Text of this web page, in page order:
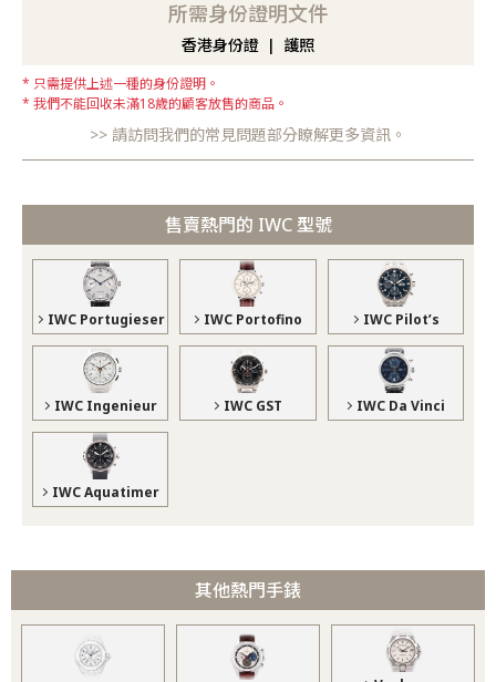
所需身份證明文件
香港身份證 護照
只需提供上述一種的身份證明。
我們不能回收未滿18歲的顧客放售的商品。
請訪問我們的常見問題部分瞭解更多資訊。
售賣熱門的 IWC 型號
IWC Portugieser IWC Portofino IWC Pilot’s
IWC Ingenieur IWC GST IWC Da Vinci
IWC Aquatimer
其他熱門手錶